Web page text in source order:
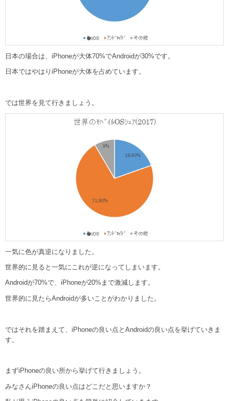
日本の場合は、iPhoneが大体70%でAndroidが30%です。
日本ではやはりiPhoneが大体を占めています。
では世界を見て行きましょう。
一気に色が真逆になりました。
世界的に見ると一気にこれが逆になってしまいます。
Androidが70%で、iPhoneが20%まで激減します。
世界的に見たらAndroidが多いことがわかりました。
ではそれを踏まえて、iPhoneの良い点とAndroidの良い点を挙げていきま
す。
まずiPhoneの良い所から挙げて行きましょう。
みなさんiPhoneの良い点はどこだと思いますか？